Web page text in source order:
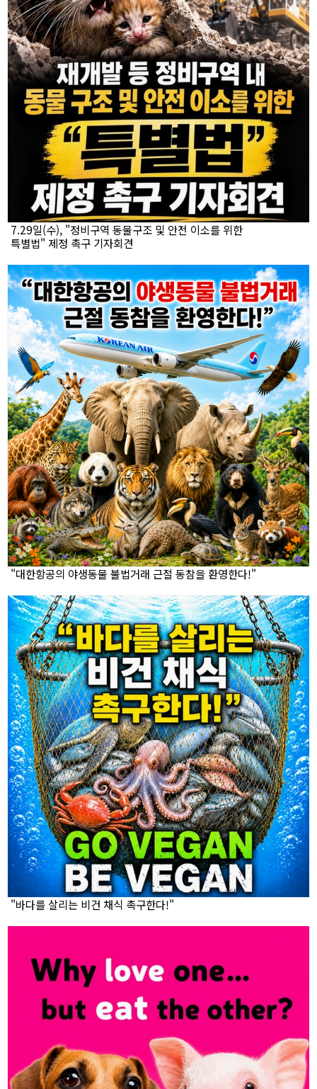
7.29일(수), "정비구역 동물구조 및 안전 이소를 위한
특별법" 제정 촉구 기자회견
"대한항공의 야생동물 불법거래 근절 동참을 환영한다!"
"바다를 살리는 비건 채식 촉구한다!"